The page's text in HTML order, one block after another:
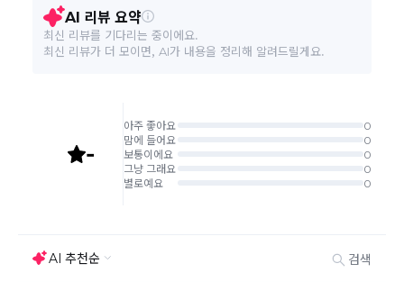
A/S 책임자와 전화번호 (주)미래트레이딩 032-327-1856
본 상품 정보의 내용은 공정거래위원회 '상품정보제공고시'에 따라 판매자가 직접 등록한
것으로 해당 정보에 대한 책임은 판매자에게 있습니다.
주문완료 후 재고 부족 등으로 인해 주문 취소 처리가 될
수도 있는 점 양해 부탁드립니다.
주문상태가 상품준비중인 경우 취소신청이 불가능합니
반품/교환은 미사용 제품에 한해 배송완료 후 7일 이내입
니다.
임의반품은 불가하오니 반드시 고객센터나 ＂마이바바
> 주문취소/교환/반품 신청"을 통해서 신청접수를 하시
기 바랍니다.